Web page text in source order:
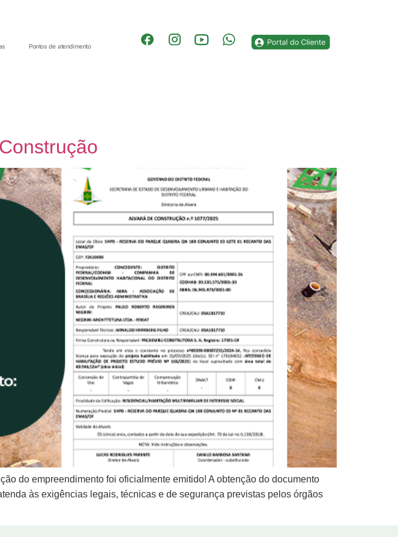
Pontos de atendimento
do empreendimento foi oficialmente emitido! A obtenção do documento
às exigências legais, técnicas e de segurança previstas pelos órgãos